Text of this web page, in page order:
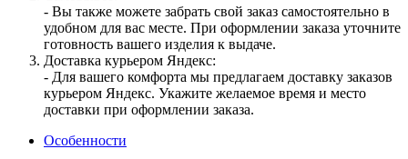
- Вы также можете забрать свой заказ самостоятельно в
удобном для вас месте. При оформлении заказа уточните
готовность вашего изделия к выдаче.
Доставка курьером Яндекс:
- Для вашего комфорта мы предлагаем доставку заказов
курьером Яндекс. Укажите желаемое время и место
доставки при оформлении заказа.
Особенности